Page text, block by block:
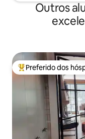
Outros
Entre os melhores
Preferido dos